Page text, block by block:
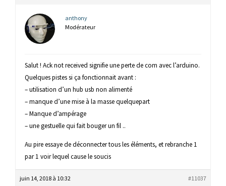
anthony
Modérateur
Salut ! Ack not received signifie une perte de com avec l’arduino.
Quelques pistes si ça fonctionnait avant :
– utilisation d’un hub usb non alimenté
– manque d’une mise à la masse quelquepart
– Manque d’ampérage
– une gestuelle qui fait bouger un fil ..
Au pire essaye de déconnecter tous les éléments, et rebranche 1
par 1 voir lequel cause le soucis
juin 14, 2018 à 10:32 #11037